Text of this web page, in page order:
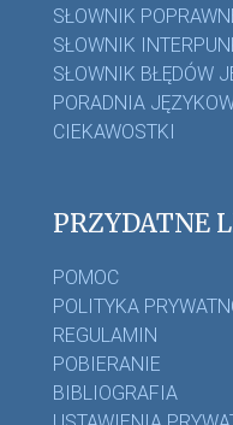
SŁOWNIK
SŁOWNIK
SŁOWNIK BŁĘDÓW
PORADNIA
CIEKAWOSTKI
PRZYDATNE
POMOC
POLITYKA
REGULAMIN
POBIERANIE
BIBLIOGRAFIA